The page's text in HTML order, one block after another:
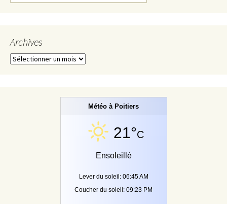
Archives
Archives
Météo à Poitiers
21°C
Ensoleillé
Lever du soleil: 06:45 AM
Coucher du soleil: 09:23 PM